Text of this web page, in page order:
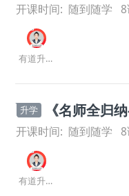
开课时间: 随到随学 8
有道升学规划师
升学 《名师全归
开课时间: 随到随学 8
有道升学规划师